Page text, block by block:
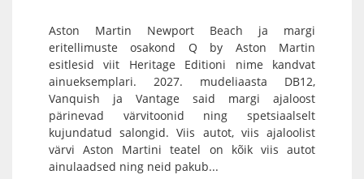
Aston Martin Newport Beach ja margi
eritellimuste osakond Q by Aston Martin
esitlesid viit Heritage Editioni nime kandvat
ainueksemplari. 2027. mudeliaasta DB12,
Vanquish ja Vantage said margi ajaloost
pärinevad värvitoonid ning spetsiaalselt
kujundatud salongid. Viis autot, viis ajaloolist
värvi Aston Martini teatel on kõik viis autot
ainulaadsed ning neid pakub...